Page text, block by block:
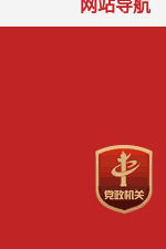
网站导航